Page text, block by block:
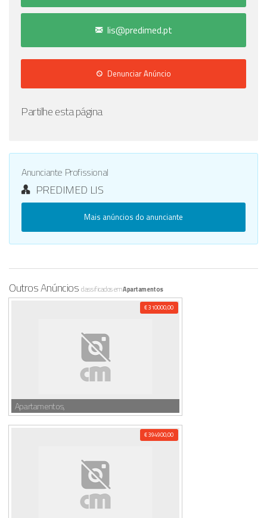
lis@predimed.pt
Denunciar Anúncio
Partilhe esta página
Anunciante Profissional
PREDIMED LIS
Mais anúncios do anunciante
Outros Anúncios classificados emApartamentos
€ 310000,00
Apartamentos,
€ 394900,00